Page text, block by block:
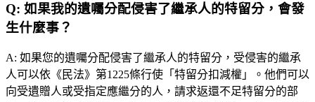
Q: 如果我的遺囑分配侵害了繼承人的特留分，會發
生什麼事？
A: 如果您的遺囑分配侵害了繼承人的特留分，受侵害的繼承
人可以依《民法》第1225條行使「特留分扣減權」。他們可以
向受遺贈人或受指定應繼分的人，請求返還不足特留分的部